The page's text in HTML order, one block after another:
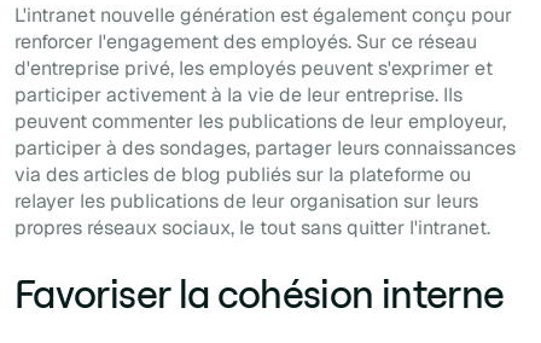
L'intranet nouvelle génération est également conçu pour
renforcer l'engagement des employés. Sur ce réseau
d'entreprise privé, les employés peuvent s'exprimer et
participer activement à la vie de leur entreprise. Ils
peuvent commenter les publications de leur employeur,
participer à des sondages, partager leurs connaissances
via des articles de blog publiés sur la plateforme ou
relayer les publicationsde leur organisation sur leurs
propres réseaux sociaux, le tout sans quitter l'intranet.
Favoriser la cohésion interne